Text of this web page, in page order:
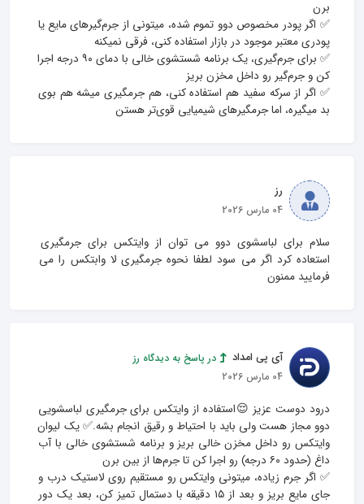
✅ اگر پودر مخصوص دوو تموم شده، میتونی از جرم‌گیرهای مایع یا
✅ برای جرم‌گیری، یک برنامه شستشوی خالی با دمای ۹۰ درجه اجرا
✅ اگر از سرکه سفید هم استفاده کنی، هم جرمگیری میشه هم بوی
بد میگیره، اما جرمگیرهای شیمیایی قوی‌تر هستن
رز
04 مارس 2026
سلام برای لباسشوی دوو می توان از وایتکس برای جرمگیری
استعاده کرد اگر می سود لطفا نحوه جرمگیری لا وابتکس را می
فرمایید ممنون
آی پی امداد
در پاسخ به دیدگاه رز
04 مارس 2026
درود دوست عزیز 😌استفاده از وایتکس برای جرمگیری لباسشویی
دوو مجاز هست ولی باید با احتیاط و رقیق انجام بشه.✅ یک لیوان
وایتکس رو داخل مخزن خالی بریز و برنامه شستشوی خالی با آب
✅ اگر جرم زیاده، میتونی وایتکس رو مستقیم روی لاستیک درب و
جای مایع بریز و بعد از ۱۵ دقیقه با دستمال تمیز کن، بعد یک دور